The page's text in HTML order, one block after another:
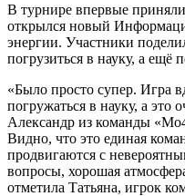
В турнире впервые
открылся новый
энергии. Участники
погрузиться в науку, а ещё
«Было просто супер. Игра
погружаться в науку, а это
Александр из команды
Видно, что это единая
продвигаются с
вопросы, хорошая
отметила Татьяна, игрок